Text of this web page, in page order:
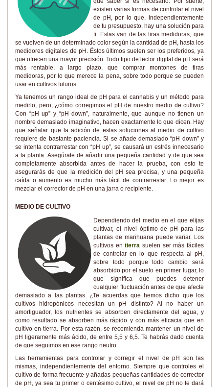
existen varias formas de controlar el nivel
de pH, por lo que, independientemente
de tu presupuesto, hay una solución para
ti. Estas van de las tiras medidoras, que
se vuelven de un determinado color según la cantidad de pH, hasta los
medidores digitales de pH. Éstos últimos suelen ser los preferidos, ya
que ofrecen una mayor precisión. Todo tipo de lector digital de pH será
más rentable, a largo plazo, que comprar montones de tiras
medidoras, por lo que merece la pena, sobre todo porque se pueden
usar en cultivos futuros.
Ya tenemos un rango ideal de pH para el cannabis y un método para
medirlo, pero, ¿cómo corregimos el pH de nuestro medio de cultivo?
Con “pH up” y “pH down”, naturalmente, que aunque no tienen un
nombre demasiado imaginativo, hacen exactamente lo que dicen. Hay
que señalar que la adición de estas soluciones al medio de cultivo
requiere de bastante paciencia. Si se añade demasiado “pH down” y
se intenta contrarrestar con “pH up”, se causará un estrés innecesario
a la planta. Asegúrate de añadir una pequeña cantidad y de que sea
completamente absorbida antes de hacer la prueba, con esto te
asegurarás de que la medición del pH sea precisa, y una pequeña
caída o aumento es mucho más fácil de contrarrestar. Lo mejor es
mezclar el corrector de pH en una jarra o recipiente.
MEDIO DE CULTIVO
Dependiendo del medio en el que elijas
cultivar, el nivel óptimo de pH para las
plantas de marihuana puede variar. Los
cultivos entierra suelen ser más fáciles
de controlar en lo que respecta al pH,
sobre todo porque todo cambio será
absorbido por el suelo en primer lugar, lo
que significa que puedes detener
cualquier fluctuación antes de que afecte
demasiado a las plantas. ¿Te acuerdas que hemos dicho que los
cultivos hidropónicos necesitan un pH distinto? Al no haber un
amortiguador, los nutrientes se absorben directamente del agua, y
como resultado se absorben más rápido y con más eficacia que en
cultivo en tierra. Por esta razón, se recomienda mantener un nivel de
pH ligeramente más ácido, de entre 5,5 y 6,5. Te habrás dado cuenta
de que seguimos en ese rango neutro.
Las herramientas para controlar y corregir el nivel de pH son las
mismas, independientemente del entorno. Siempre que controles el
cultivo de forma frecuente y añadas pequeñas cantidades de corrector
de pH, ya sea tu primer o centésimo cultivo, el nivel de pH no te dará